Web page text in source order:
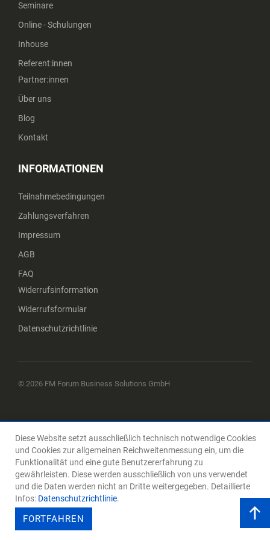
Seminare
Online - Schulungen
Inhouse
Referent:innen
Partner:innen
Über uns
Blog
Kontakt
INFORMATIONEN
Teilnahmebedingungen
Zahlungsverfahren
Impressum
AGB
FAQ
Widerrufsinformation
Widerrufsformular
Datenschutzrichtlinie
© 2026 FM Forum Business Solutions GmbH
Diese Website setzt ausschließlich technisch notwendige Cookies
und Cookies zur allgemeinen Reichweitenmessung ein, um die
Funktionalität und eine gute Benutzererfahrung zu
gewährleisten. Diese werden ausschließlich von uns verwendet
und die Daten werden nicht an Dritte weitergegeben. Detaillierte
Infos: Datenschutzrichtlinie.
FORTFAHREN